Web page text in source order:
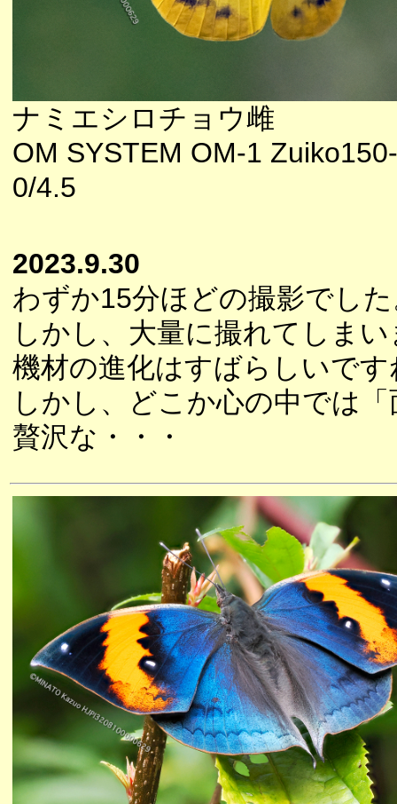
ナミエシロチョウ雌
OM SYSTEM OM-1
0/4.5
2023.9.30
わずか15分ほどの撮影でし
しかし、大量に撮れてしま
機材の進化はすばらしいです
しかし、どこか心の中では
贅沢な・・・